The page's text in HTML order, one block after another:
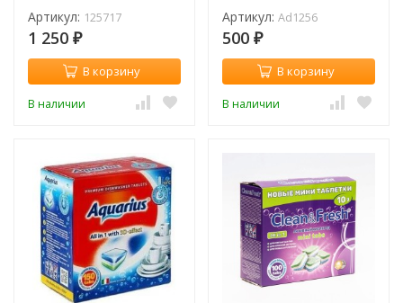
Артикул: 125717
1 250 ₽
В корзину
В наличии
Артикул: Ad1256
500 ₽
В корзину
В наличии